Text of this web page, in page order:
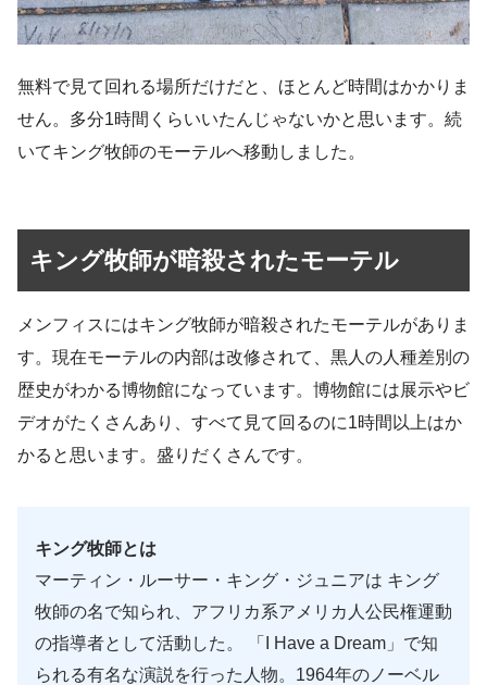
無料で見て回れる場所だけだと、ほとんど時間はかかりま
せん。多分1時間くらいいたんじゃないかと思います。続
いてキング牧師のモーテルへ移動しました。
キング牧師が暗殺されたモーテル
メンフィスにはキング牧師が暗殺されたモーテルがありま
す。現在モーテルの内部は改修されて、黒人の人種差別の
歴史がわかる博物館になっています。博物館には展示やビ
デオがたくさんあり、すべて見て回るのに1時間以上はか
かると思います。盛りだくさんです。
キング牧師とは
マーティン・ルーサー・キング・ジュニアは キング
牧師の名で知られ、アフリカ系アメリカ人公民権運動
の指導者として活動した。 「I Have a Dream」で知
られる有名な演説を行った人物。1964年のノーベル